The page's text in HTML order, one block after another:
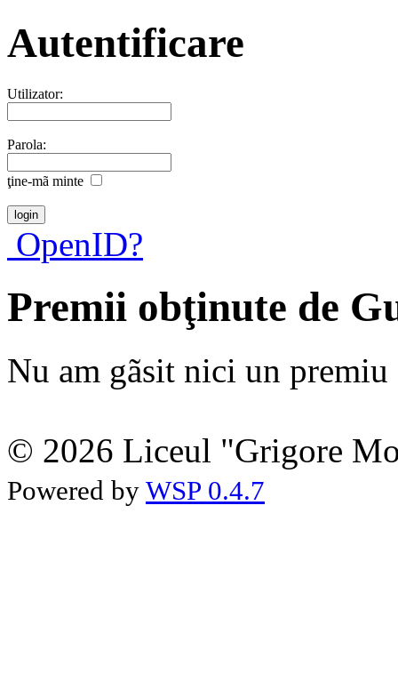
Autentificare
Utilizator:
Parola:
ţine-mã minte
OpenID?
Premii obţinute de
Nu am gãsit nici un premiu
© 2026 Liceul "Grigore
Powered by WSP 0.4.7